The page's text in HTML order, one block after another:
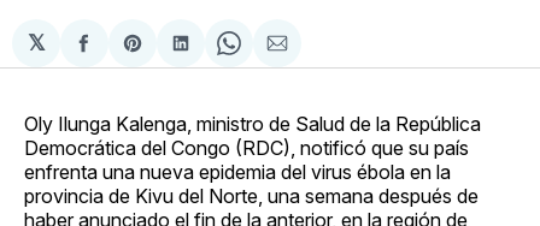
𝕏
Compartir
en
Share
on
Compartir
en
Share
on
Compartir
via
Oly Ilunga Kalenga, ministro de Salud de la República
Democrática del Congo (RDC), notificó que su país
enfrenta una nueva epidemia del virus ébola en la
provincia de Kivu del Norte, una semana después de
haber anunciado el fin de la anterior, en la región de